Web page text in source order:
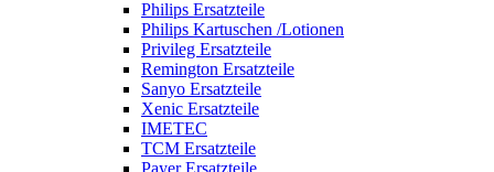
Philips Ersatzteile
Philips Kartuschen /Lotionen
Privileg Ersatzteile
Remington Ersatzteile
Sanyo Ersatzteile
Xenic Ersatzteile
IMETEC
TCM Ersatzteile
Payer Ersatzteile